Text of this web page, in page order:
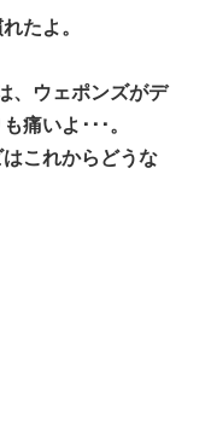
たよ。
、ウェポンズがデ
痛いよ･･･。
これからどうな